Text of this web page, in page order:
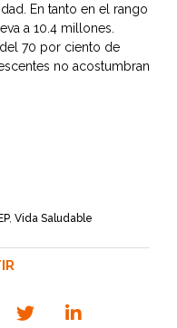
En tanto en el rango
a 10.4 millones.
70 por ciento de
no acostumbran
, Vida Saludable